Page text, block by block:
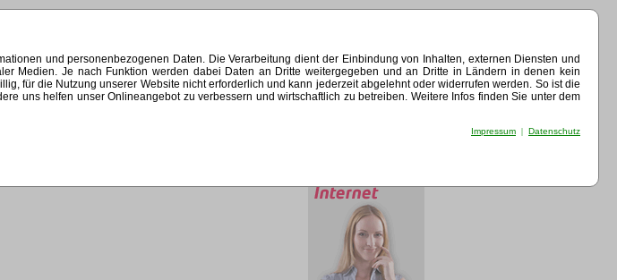
und personenbezogenen Daten. Die Verarbeitung dient der Einbindung von Inhalten, externen Diensten und
Medien. Je nach Funktion werden dabei Daten an Dritte weitergegeben und an Dritte in Ländern in denen kein
für die Nutzung unserer Website nicht erforderlich und kann jederzeit abgelehnt oder widerrufen werden. So ist die
uns helfen unser Onlineangebot zu verbessern und wirtschaftlich zu betreiben. Weitere Infos finden Sie unter dem
Impressum | Datenschutz